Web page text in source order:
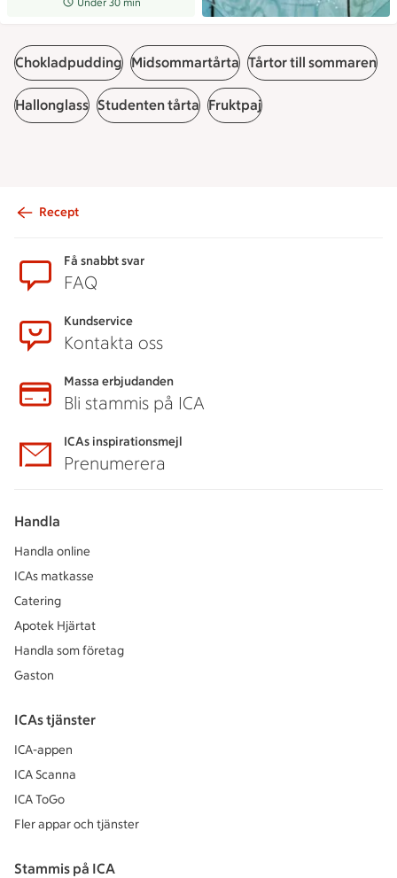
Chokladpudding Midsommartårta Tårtor till sommaren
Hallonglass Studenten tårta Fruktpaj
Recept
Få snabbt svar
FAQ
Kundservice
Kontakta oss
Massa erbjudanden
Bli stammis på ICA
ICAs inspirationsmejl
Prenumerera
Handla
Handla online
ICAs matkasse
Catering
Apotek Hjärtat
Handla som företag
Gaston
ICAs tjänster
ICA-appen
ICA Scanna
ICA ToGo
Fler appar och tjänster
Stammis på ICA